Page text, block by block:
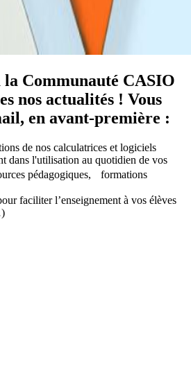
la Communauté CASIO
nos actualités ! Vous
en avant-première :
de nos calculatrices et logiciels
dans l'utilisation au quotidien de vos
pédagogiques, formations
faciliter l’enseignement à vos élèves